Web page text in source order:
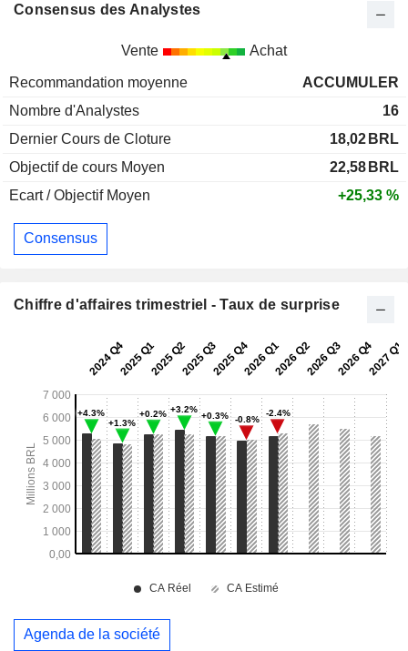
Consensus des Analystes
Vente Achat
Recommandation moyenne
ACCUMULER
Nombre d'Analystes
16
Dernier Cours de Cloture
18,02 BRL
Objectif de cours Moyen
22,58 BRL
Ecart / Objectif Moyen
+25,33 %
Consensus
Chiffre d'affaires trimestriel - Taux de surprise
Agenda de la société